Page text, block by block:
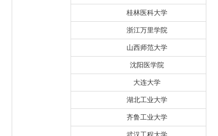
桂林医科大学
浙江万里学院
山西师范大学
沈阳医学院
大连大学
湖北工业大学
齐鲁工业大学